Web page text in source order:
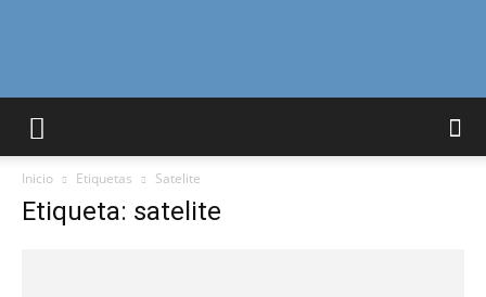
Curiosidades
Inicio Etiquetas Satelite
Etiqueta: satelite